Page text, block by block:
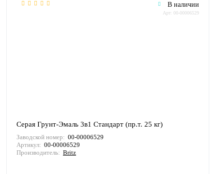
В наличии
Арт: 00-00006529
Серая Грунт-Эмаль 3в1 Стандарт (пр.т. 25 кг)
Заводской номер: 00-00006529
Артикул: 00-00006529
Производитель: Britz